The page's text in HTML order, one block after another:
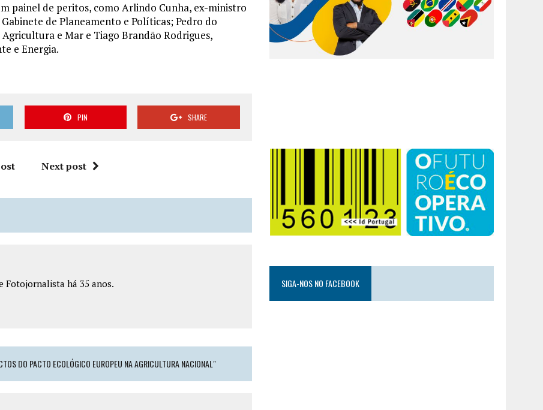
painel de peritos, como Arlindo Cunha, ex-ministro
de Planeamento e Políticas; Pedro do
e Mar e Tiago Brandão Rodrigues,
e Energia.
PIN SHARE
Next post
Fotojornalista há 35 anos.
DO PACTO ECOLÓGICO EUROPEU NA AGRICULTURA NACIONAL"
SIGA-NOS NO FACEBOOK